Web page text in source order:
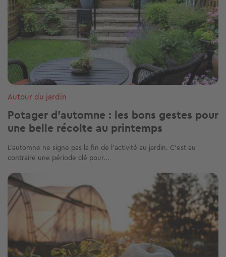
Autour du jardin
Potager d’automne : les bons gestes pour
une belle récolte au printemps
L’automne ne signe pas la fin de l’activité au jardin. C’est au
contraire une période clé pour...
Image